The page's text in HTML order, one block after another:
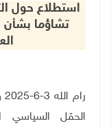
استطلاع حول
تشاؤما بشأن